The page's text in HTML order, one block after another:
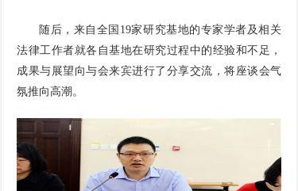
随后，来自全国19家研究基地的专家学者及相关
法律工作者就各自基地在研究过程中的经验和不足，
成果与展望向与会来宾进行了分享交流，将座谈会气
氛推向高潮。